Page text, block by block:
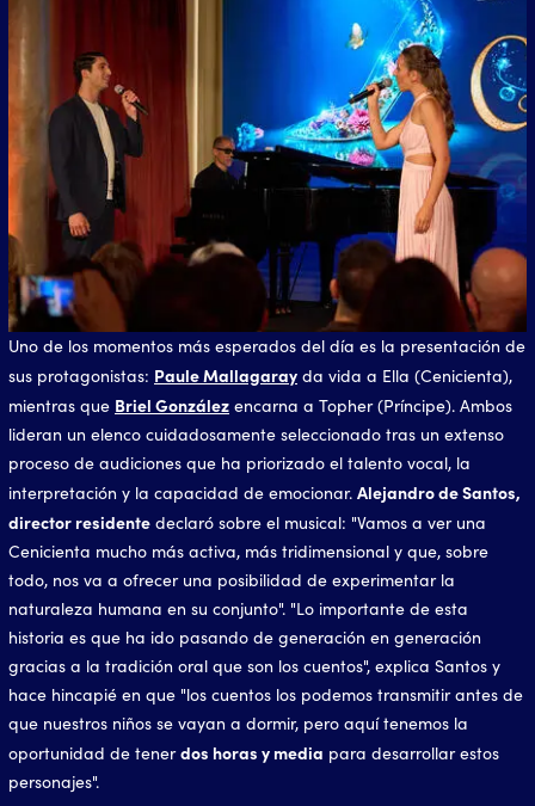
Uno de los momentos más esperados del día es la presentación de
sus protagonistas: Paule Mallagaray da vida a Ella (Cenicienta),
mientras que Briel González encarna a Topher (Príncipe). Ambos
lideran un elenco cuidadosamente seleccionado tras un extenso
proceso de audiciones que ha priorizado el talento vocal, la
interpretación y la capacidad de emocionar. Alejandro de Santos,
director residente declaró sobre el musical: "Vamos a ver una
Cenicienta mucho más activa, más tridimensional y que, sobre
todo, nos va a ofrecer una posibilidad de experimentar la
naturaleza humana en su conjunto". "Lo importante de esta
historia es que ha ido pasando de generación en generación
gracias a la tradición oral que son los cuentos", explica Santos y
hace hincapié en que "los cuentos los podemos transmitir antes de
que nuestros niños se vayan a dormir, pero aquí tenemos la
oportunidad de tenerdos horas y media para desarrollar estos
personajes".